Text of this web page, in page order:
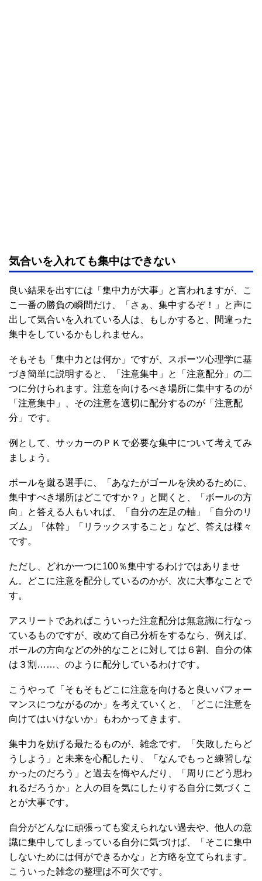
気合いを入れても集中はできない
良い結果を出すには「集中力が大事」と言われますが、こ
こ一番の勝負の瞬間だけ、「さぁ、集中するぞ！」と声に
出して気合いを入れている人は、もしかすると、間違った
集中をしているかもしれません。
そもそも「集中力とは何か」ですが、スポーツ心理学に基
づき簡単に説明すると、「注意集中」と「注意配分」の二
つに分けられます。注意を向けるべき場所に集中するのが
「注意集中」、その注意を適切に配分するのが「注意配
分」です。
例として、サッカーのＰＫで必要な集中について考えてみ
ましょう。
ボールを蹴る選手に、「あなたがゴールを決めるために、
集中すべき場所はどこですか？」と聞くと、「ボールの方
向」と答える人もいれば、「自分の左足の軸」「自分のリ
ズム」「体幹」「リラックスすること」など、答えは様々
です。
ただし、どれか一つに100％集中するわけではありませ
ん。どこに注意を配分しているのかが、次に大事なことで
す。
アスリートであればこういった注意配分は無意識に行なっ
ているものですが、改めて自己分析をするなら、例えば、
ボールの方向などの外的なことに対しては６割、自分の体
は３割……、のように配分しているわけです。
こうやって「そもそもどこに注意を向けると良いパフォー
マンスにつながるのか」を考えていくと、「どこに注意を
向けてはいけないか」もわかってきます。
集中力を妨げる最たるものが、雑念です。「失敗したらど
うしよう」と未来を心配したり、「なんでもっと練習しな
かったのだろう」と過去を悔やんだり、「周りにどう思わ
れるだろうか」と人の目を気にしたりする自分に気づくこ
とが大事です。
自分がどんなに頑張っても変えられない過去や、他人の意
識に集中してしまっている自分に気づけば、「そこに集中
しないためには何ができるかな」と方略を立てられます。
こういった雑念の整理は不可欠です。